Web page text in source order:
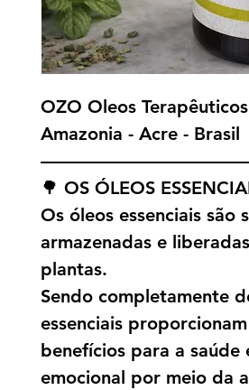
OZO Oleos Terapêuticos
Amazonia - Acre - Brasil
🌳 OS ÓLEOS
Os óleos essenciais são
armazenadas e
plantas.
Sendo completamente
essenciais proporcionam
benefícios para a saúde
emocional por meio da